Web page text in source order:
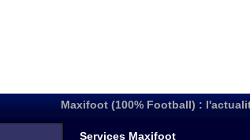
Maxifoot (100% Football) :
Services Maxifoot